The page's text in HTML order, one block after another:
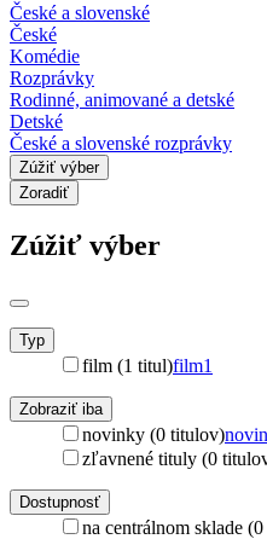
České a slovenské
České
Komédie
Rozprávky
Rodinné, animované a detské
Detské
České a slovenské rozprávky
Zúžiť výber
Zoradiť
Zúžiť výber
Typ
film (1 titul)film1
Zobraziť iba
novinky (0 titulov)
zľavnené tituly (0
Dostupnosť
na centrálnom sklade